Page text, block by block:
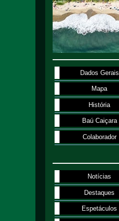
Dados Gerais
Mapa
História
Baú Caiçara
Colaborador
Notícias
Destaques
Espetáculos